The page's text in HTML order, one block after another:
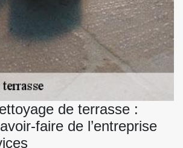
de terrasse :
faire de l’entreprise